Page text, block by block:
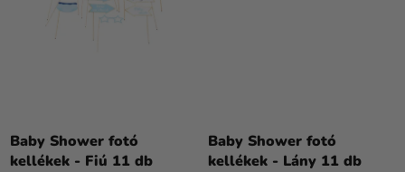
Baby Shower fotó
kellékek - Fiú 11 db
Baby Shower fotó
kellékek - Lány 11 db